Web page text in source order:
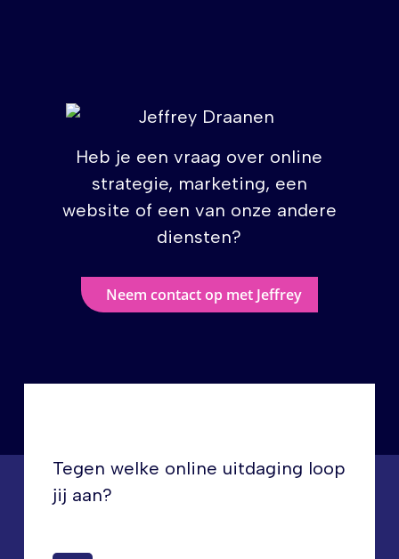
Heb je een vraag over online
strategie, marketing, een
website of een van onze andere
diensten?
Neem contact op met Jeffrey
Tegen welke online uitdaging loop
jij aan?